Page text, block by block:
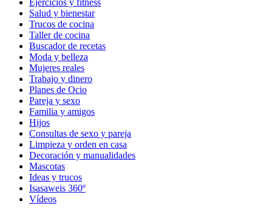
Ejercicios y fitness
Salud y bienestar
Trucos de cocina
Taller de cocina
Buscador de recetas
Moda y belleza
Mujeres reales
Trabajo y dinero
Planes de Ocio
Pareja y sexo
Familia y amigos
Hijos
Consultas de sexo y pareja
Limpieza y orden en casa
Decoración y manualidades
Mascotas
Ideas y trucos
Isasaweis 360º
Vídeos